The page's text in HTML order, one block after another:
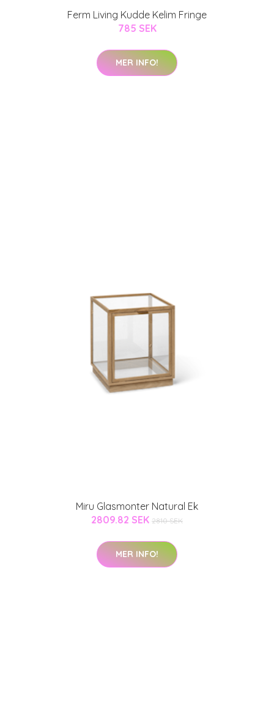
Ferm Living Kudde Kelim Fringe
785 SEK
MER INFO!
Miru Glasmonter Natural Ek
2809.82 SEK 2810 SEK
MER INFO!